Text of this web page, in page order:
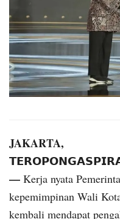
JAKARTA,
— Kerja nyata
kepemimpinan Wali
kembali mendapat